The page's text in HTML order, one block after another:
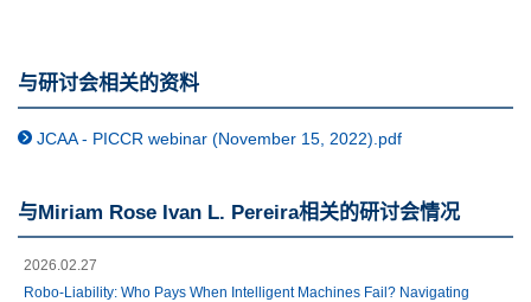
与研讨会相关的资料
JCAA - PICCR webinar (November 15, 2022).pdf
与Miriam Rose Ivan L. Pereira相关的研讨会情况
2026.02.27
Robo-Liability: Who Pays When Intelligent Machines Fail? Navigating